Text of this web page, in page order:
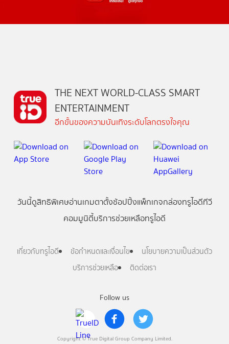
Follow us
Copyright © True Digital Group Company Limited.
THE NEXT WORLD-CLASS SMART
ENTERTAINMENT
อีกขั้นของความบันเทิงระดับโลกตรงใจคุณ
วันนี้ดูสิทธิพิเศษอ่านเกมตาตั้งช้อปปิ้งแพ็กเกจกล่องทรูไอดีทีวี
คอมมูนิตี้บริการช่วยเหลือทรูไอดี
เกี่ยวกับทรูไอดี ข้อกำหนดและเงื่อนไข
นโยบายความเป็นส่วนตัว
บริการช่วยเหลือ
ติดต่อเรา